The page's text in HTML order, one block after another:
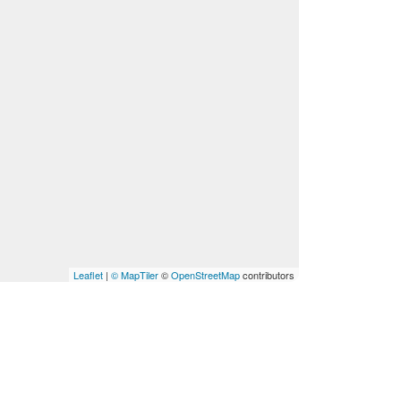
Leaflet | © MapTiler©OpenStreetMapcontributors